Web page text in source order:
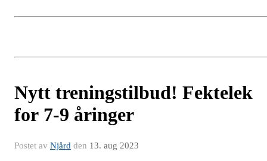
Nytt treningstilbud! Fektelek
for 7-9 åringer
Postet av Njård den 13. aug 2023